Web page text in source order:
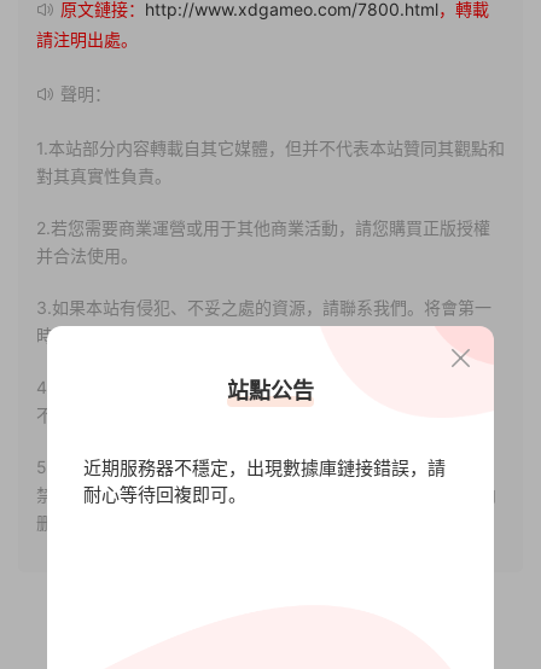
原文鏈接： http://www.xdgameo.com/7800.html，轉載
請注明出處。
聲明：
1.本站部分内容轉載自其它媒體，但并不代表本站贊同其觀點和
對其真實性負責。
2.若您需要商業運營或用于其他商業活動，請您購買正版授權
并合法使用。
3.如果本站有侵犯、不妥之處的資源，請聯系我們。将會第一
時間解決！
4.本站部分内容均由互聯網收集整理，僅供大家參考、學習，
不存在任何商業目的與商業用途。
5.本站提供的所有資源僅供參考學習使用，版權歸原著所有，
禁止下載本站資源參與任何商業和非法行爲，請于24小時之内
删除!
站點公告
近期服務器不穩定，出現數據庫鏈接錯誤，請
耐心等待回複即可。